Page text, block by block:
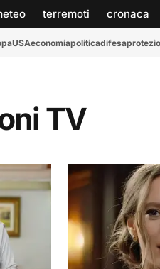
terremoti cronaca
USAeconomiapoliticadifesa
TV